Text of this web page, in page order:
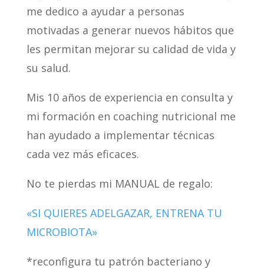
me dedico a ayudar a personas
motivadas a generar nuevos hábitos que
les permitan mejorar su calidad de vida y
su salud.
Mis 10 años de experiencia en consulta y
mi formación en coaching nutricional me
han ayudado a implementar técnicas
cada vez más eficaces.
No te pierdas mi MANUAL de regalo:
«SI QUIERES ADELGAZAR, ENTRENA TU
MICROBIOTA»
*reconfigura tu patrón bacteriano y